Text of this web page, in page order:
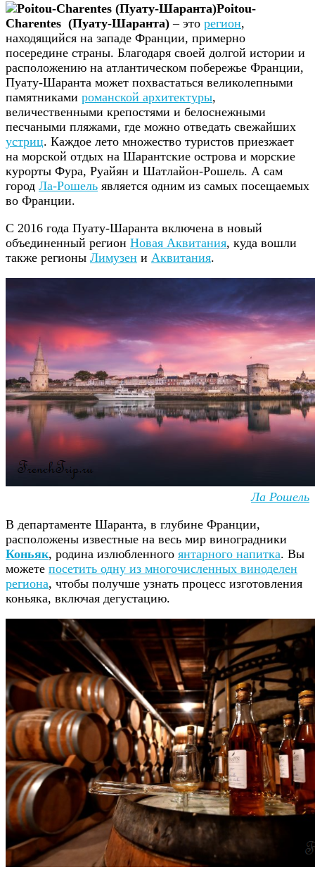
Poitou-
Charentes (Пуату-Шаранта) – это регион,
находящийся на западе Франции, примерно
посередине страны. Благодаря своей долгой истории и
расположению на атлантическом побережье Франции,
Пуату-Шаранта может похвастаться великолепными
памятниками романской архитектуры,
величественными крепостями и белоснежными
песчаными пляжами, где можно отведать свежайших
устриц. Каждое лето множество туристов приезжает
на морской отдых на Шарантские острова и морские
курорты Фура, Руайян и Шатлайон-Рошель. А сам
город Ла-Рошель является одним из самых посещаемых
во Франции.
С 2016 года Пуату-Шаранта включена в новый
объединенный регион Новая Аквитания, куда вошли
также регионы Лимузен и Аквитания.
Ла Рошель
В департаменте Шаранта, в глубине Франции,
расположены известные на весь мир виноградники
Коньяк, родина излюбленного янтарного напитка. Вы
можете посетить одну из многочисленных виноделен
региона, чтобы получше узнать процесс изготовления
коньяка, включая дегустацию.